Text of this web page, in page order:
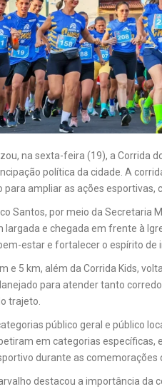
na sexta-feira (19), a Corrida
política da cidade. A
ampliar as ações esportivas,
Santos, por meio da Secretaria
largada e chegada em frente à
estar e fortalecer o espírito de
e 5 km, além da Corrida Kids,
para atender tanto
trajeto.
público geral e público
em categorias
durante as comemorações
destacou a importância